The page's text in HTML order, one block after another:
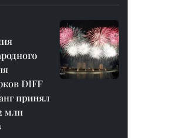
DIFF
принял
млн